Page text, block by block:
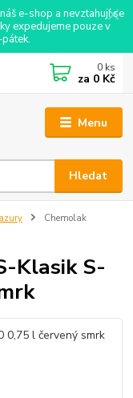
e-shop a nevztahují se
expedujeme pouze v
Menu
Hledat
0 ks
za 0 Kč
Chemolak
Klasik S-